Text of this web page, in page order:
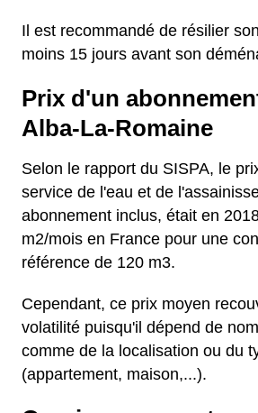
Il est recommandé de résilier
moins 15 jours avant son
Prix d'un
Alba-La-Romaine
Selon le rapport du SISPA, le
service de l'eau et de
abonnement inclus, était en
m2/mois en France pour une
référence de 120 m3.
Cependant, ce prix moyen
volatilité puisqu'il dépend de
comme de la localisation ou du
(appartement, maison,...).